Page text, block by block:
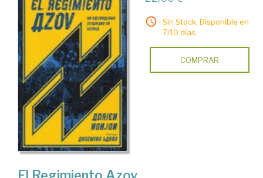
Sin Stock. Disponible en
7/10 días.
COMPRAR